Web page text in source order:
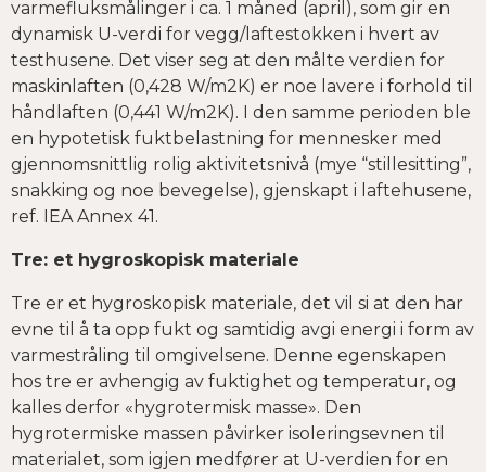
varmefluksmålinger i ca. 1 måned (april), som gir en
dynamisk U-verdi for vegg/laftestokken i hvert av
testhusene. Det viser seg at den målte verdien for
maskinlaften (0,428 W/m2K) er noe lavere i forhold til
håndlaften (0,441 W/m2K). I den samme perioden ble
en hypotetisk fuktbelastning for mennesker med
gjennomsnittlig rolig aktivitetsnivå (mye “stillesitting”,
snakking og noe bevegelse), gjenskapt i laftehusene,
ref. IEA Annex 41.
Tre: et hygroskopisk materiale
Tre er et hygroskopisk materiale, det vil si at den har
evne til å ta opp fukt og samtidig avgi energi i form av
varmestråling til omgivelsene. Denne egenskapen
hos tre er avhengig av fuktighet og temperatur, og
kalles derfor «hygrotermisk masse». Den
hygrotermiske massen påvirker isoleringsevnen til
materialet, som igjen medfører at U-verdien for en